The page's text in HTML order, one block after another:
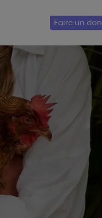
ACCESSOIRES
Faire un don